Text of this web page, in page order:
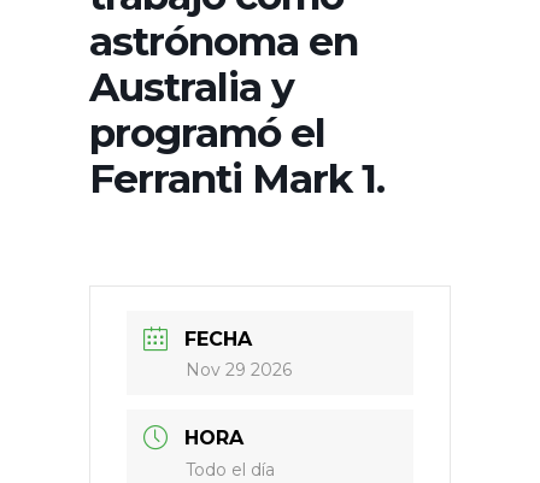
astrónoma en
Australia y
programó el
Ferranti Mark 1.
FECHA
Nov 29 2026
HORA
Todo el día